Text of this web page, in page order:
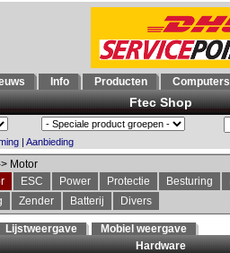
Info Producten Computers
Ftec Shop
| Aanbieding
Motor
ESC Power Protectie Besturing
Zender Batterij Divers
Lijstweergave
Mobiel weergave
Hardware